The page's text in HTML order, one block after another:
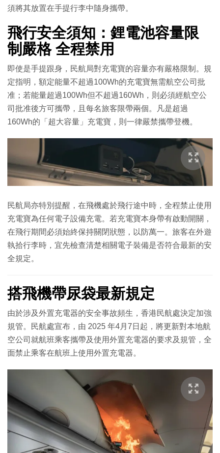
須將其放置在手提行李中隨身攜帶。
飛行安全須知：鋰電池容量限
制嚴格 全程禁用
即使是手提跟身，民航局對充電寶的容量亦有嚴格限制。規
定指明，額定能量不超過100Wh的充電寶無需航空公司批
准；若能量超過100Wh但不超過160Wh，則必須經航空公
司批准後方可攜帶，且每名旅客限帶兩個。凡是超過
160Wh的「超大容量」充電寶，則一律嚴禁攜帶登機。
民航局亦特別提醒，在飛機處於飛行途中時，全程禁止使用
充電寶為任何電子設備充電。若充電寶本身帶有啟動開關，
在飛行期間必須始終保持關閉狀態，以防萬一。旅客在外遊
執拾行李時，宜先檢查清楚相關電子裝備是否符合最新的安
全規定。
搭飛機帶尿袋最新規定
由於涉及外置充電器的安全事故頻生，香港民航處決定加強
規管。民航處宣布，由 2025 年4月7日起，將更新對本地航
空公司就航班乘客攜帶及使用外置充電器的要求及規管，全
面禁止乘客在航班上使用外置充電器。